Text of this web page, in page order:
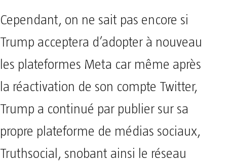
Cependant, on ne sait pas encore si
Trump acceptera d’adopter à nouveau
les plateformes Meta car même après
la réactivation de son compte Twitter,
Trump a continué par publier sur sa
propre plateforme de médias sociaux,
Truthsocial, snobant ainsi le réseau